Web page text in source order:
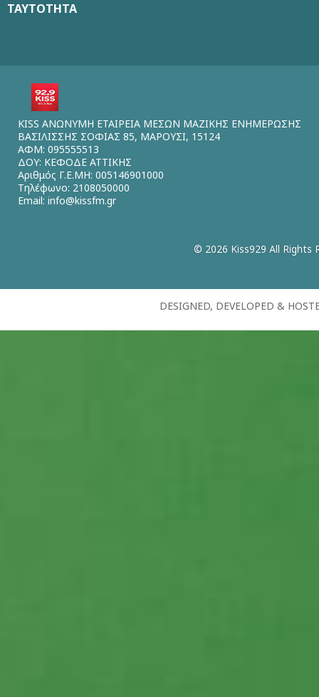
ΤΑΥΤΟΤΗΤΑ
KISS ΑΝΩΝΥΜΗ ΕΤΑΙΡΕΙΑ ΜΕΣΩΝ ΜΑΖΙΚΗΣ ΕΝΗΜΕΡΩΣΗΣ
ΒΑΣΙΛΙΣΣΗΣ ΣΟΦΙΑΣ 85, ΜΑΡΟΥΣΙ, 15124
ΑΦΜ: 095555513
ΔΟΥ: ΚΕΦΟΔΕ ΑΤΤΙΚΗΣ
Αριθμός Γ.Ε.ΜΗ: 005146901000
Τηλέφωνο: 2108050000
Email: info@kissfm.gr
© 2026 Kiss929 All Rights
DESIGNED, DEVELOPED &